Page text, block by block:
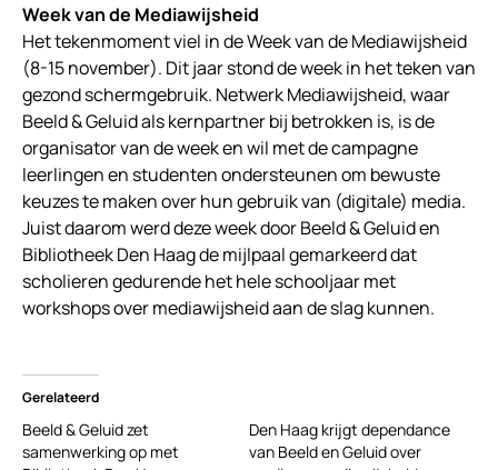
Week van de Mediawijsheid
Het tekenmoment viel in de Week van de Mediawijsheid
(8-15 november). Dit jaar stond de week in het teken van
gezond schermgebruik. Netwerk Mediawijsheid, waar
Beeld & Geluid als kernpartner bij betrokken is, is de
organisator van de week en wil met de campagne
leerlingen en studenten ondersteunen om bewuste
keuzes te maken over hun gebruik van (digitale) media.
Juist daarom werd deze week door Beeld & Geluid en
Bibliotheek Den Haag de mijlpaal gemarkeerd dat
scholieren gedurende het hele schooljaar met
workshops over mediawijsheid aan de slag kunnen.
Gerelateerd
Beeld & Geluid zet
samenwerking op met
Den Haag krijgt dependance
van Beeld en Geluid over